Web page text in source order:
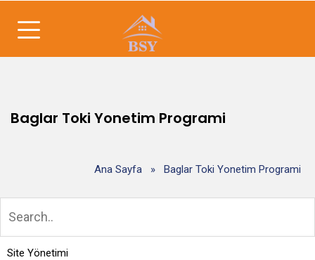
Baglar Toki Yonetim Programi
Ana Sayfa » Baglar Toki Yonetim Programi
Site Yönetimi